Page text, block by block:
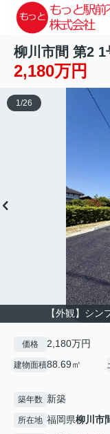
柳川市間 第2 1
2,180万円
【外観】シ
1/26
価格 2,180万円
建物面積88.69㎡
築年数 新築
所在地 福岡県柳川市